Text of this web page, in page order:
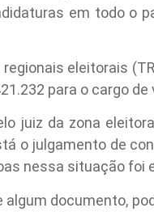
em todo o
eleitorais
para o cargo de
juiz da zona
o julgamento de
nessa situação foi
documento,